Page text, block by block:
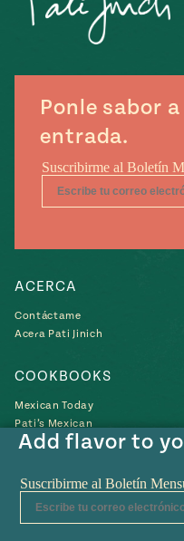
Add flavor to
Ponle sabor
entrada.
ACERCA
Contáctame
Acera Pati Jinich
COOKBOOKS
Mexican Today
Pati’s Mexican
Table